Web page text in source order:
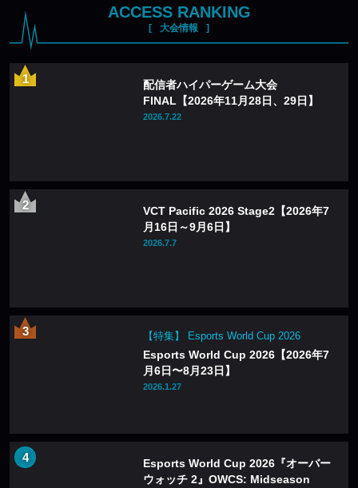
ACCESS RANKING
大会情報
配信者ハイパーゲーム大会
FINAL【2026年11月28日、29日】
2026.7.22
VCT Pacific 2026 Stage2【2026年7
月16日～9月6日】
2026.7.7
【特集】 Esports World Cup 2026
Esports World Cup 2026【2026年7
月6日〜8月23日】
2026.1.27
Esports World Cup 2026『オーバー
ウォッチ 2』OWCS: Midseason